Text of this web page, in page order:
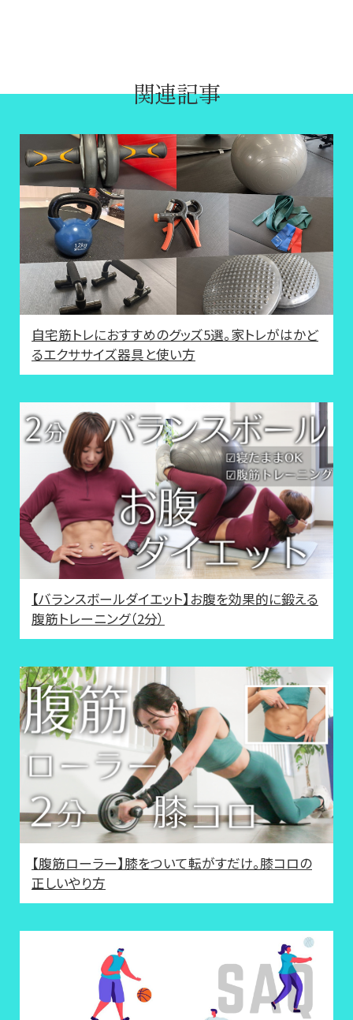
関連記事
自宅筋トレにおすすめのグッズ5選。家トレがはかど
るエクササイズ器具と使い方
【バランスボールダイエット】お腹を効果的に鍛える
腹筋トレーニング（2分）
【腹筋ローラー】膝をついて転がすだけ。膝コロの
正しいやり方